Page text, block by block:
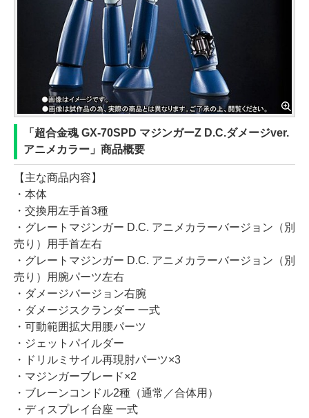
「超合金魂 GX-70SPD マジンガーZ D.C.ダメージver.
アニメカラー」商品概要
【主な商品内容】
・本体
・交換用左手首3種
・グレートマジンガー D.C. アニメカラーバージョン（別
売り）用手首左右
・グレートマジンガー D.C. アニメカラーバージョン（別
売り）用腕パーツ左右
・ダメージバージョン右腕
・ダメージスクランダー 一式
・可動範囲拡大用腰パーツ
・ジェットパイルダー
・ドリルミサイル再現肘パーツ×3
・マジンガーブレード×2
・ブレーンコンドル2種（通常／合体用）
・ディスプレイ台座 一式